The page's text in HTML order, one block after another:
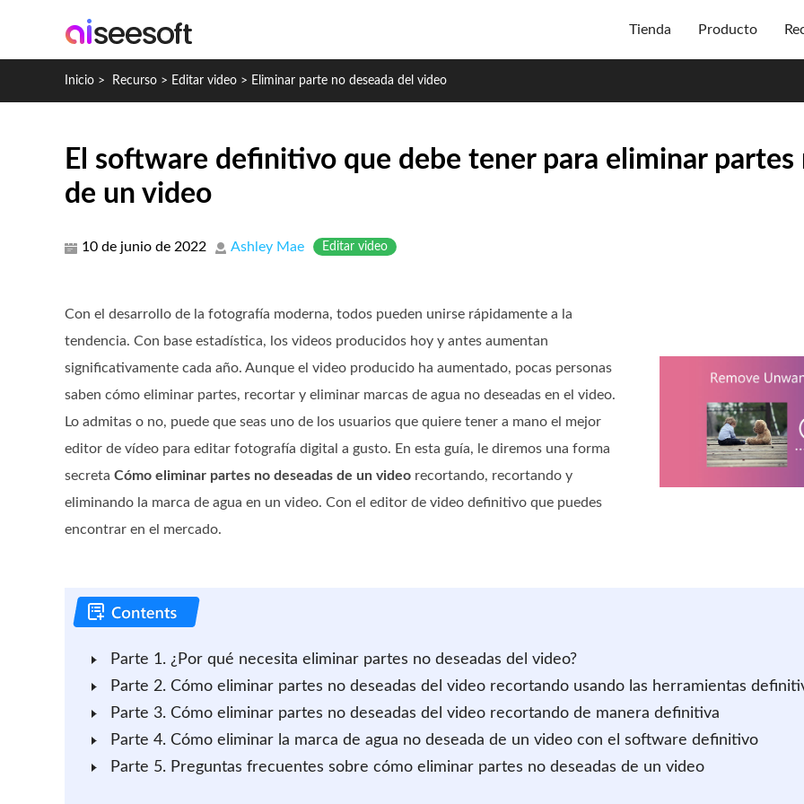
Tienda Producto
Inicio > Recurso > Editar video > Eliminar parte no deseada del video
El software definitivo que debe tener para eliminar partes
de un video
10 de junio de 2022 Ashley Mae Editar video
Con el desarrollo de la fotografía moderna, todos pueden unirse rápidamente a la
tendencia. Con base estadística, los videos producidos hoy y antes aumentan
significativamente cada año. Aunque el video producido ha aumentado, pocas personas
saben cómo eliminar partes, recortar y eliminar marcas de agua no deseadas en el video.
Lo admitas o no, puede que seas uno de los usuarios que quiere tener a mano el mejor
editor de vídeo para editar fotografía digital a gusto. En esta guía, le diremos una forma
secreta Cómo eliminar partes no deseadas de un video recortando, recortando y
eliminando la marca de agua en un video. Con el editor de video definitivo que puedes
encontrar en el mercado.
Parte 1. ¿Por qué necesita eliminar partes no deseadas del video?
Parte 2. Cómo eliminar partes no deseadas del video recortando usando las herramientas
Parte 3. Cómo eliminar partes no deseadas del video recortando de manera definitiva
Parte 4. Cómo eliminar la marca de agua no deseada de un video con el software definitivo
Parte 5. Preguntas frecuentes sobre cómo eliminar partes no deseadas de un video